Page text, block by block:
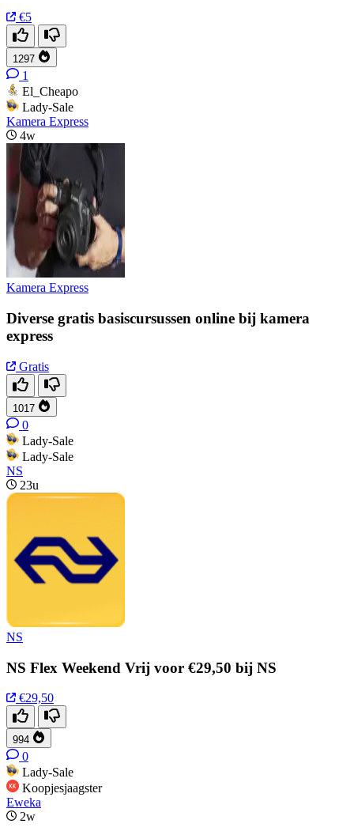
€5
1297
1
El_Cheapo
Lady-Sale
Kamera Express
4w
Kamera Express
Diverse gratis basiscursussen online bij kamera
express
Gratis
1017
0
Lady-Sale
Lady-Sale
NS
23u
NS
NS Flex Weekend Vrij voor €29,50 bij NS
€29,50
994
0
Lady-Sale
Koopjesjaagster
Eweka
2w